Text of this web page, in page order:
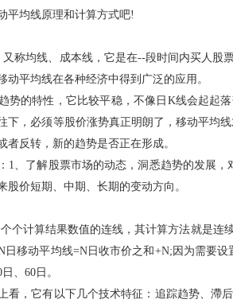
平均线原理和计算方式吧!
均线、成本线，它是在--段时间内买人股
动平均线在各种经济中得到广泛的应用。
的特性，它比较平稳，不像日K线会起起落
下，必须等股价涨势真正明朗了，移动平均
者反转，新的趋势是否正在形成。
了解股票市场的动态，洞悉趋势的发展，
股价短期、中期、长期的变动方向。
计算结果数值的连线，其计算方法就是连
日移动平均线=N日收市价之和+N;因为需要
、60日。
，它有以下几个技术特征：追踪趋势、滯